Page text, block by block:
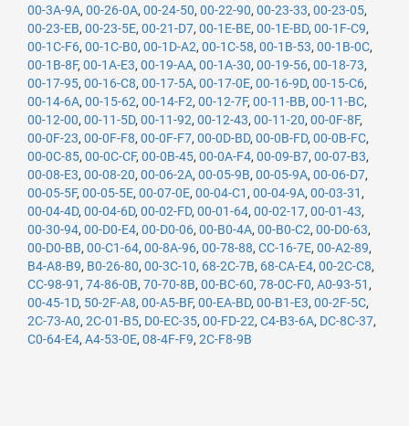
00-3A-9A, 00-26-0A, 00-24-50, 00-22-90, 00-23-33, 00-23-05,
00-23-EB, 00-23-5E, 00-21-D7, 00-1E-BE, 00-1E-BD, 00-1F-C9,
00-1C-F6, 00-1C-B0, 00-1D-A2, 00-1C-58, 00-1B-53, 00-1B-0C,
00-1B-8F, 00-1A-E3, 00-19-AA, 00-1A-30, 00-19-56, 00-18-73,
00-17-95, 00-16-C8, 00-17-5A, 00-17-0E, 00-16-9D, 00-15-C6,
00-14-6A, 00-15-62, 00-14-F2, 00-12-7F, 00-11-BB, 00-11-BC,
00-12-00, 00-11-5D, 00-11-92, 00-12-43, 00-11-20, 00-0F-8F,
00-0F-23, 00-0F-F8, 00-0F-F7, 00-0D-BD, 00-0B-FD, 00-0B-FC,
00-0C-85, 00-0C-CF, 00-0B-45, 00-0A-F4, 00-09-B7, 00-07-B3,
00-08-E3, 00-08-20, 00-06-2A, 00-05-9B, 00-05-9A, 00-06-D7,
00-05-5F, 00-05-5E, 00-07-0E, 00-04-C1 , 00-04-9A, 00-03-31 ,
00-04-4D, 00-04-6D, 00-02-FD, 00-01-64, 00-02-17, 00-01-43,
00-30-94, 00-D0-E4, 00-D0-06, 00-B0-4A, 00-B0-C2, 00-D0-63,
00-D0-BB, 00-C1-64, 00-8A-96, 00-78-88, CC-16-7E, 00-A2-89,
B4-A8-B9, B0-26-80, 00-3C-10, 68-2C-7B, 68-CA-E4, 00-2C-C8,
CC-98-91 , 74-86-0B, 70-70-8B, 00-BC-60, 78-0C-F0, A0-93-51 ,
00-45-1D, 50-2F-A8, 00-A5-BF, 00-EA-BD, 00-B1-E3, 00-2F-5C,
2C-73-A0, 2C-01-B5, D0-EC-35, 00-FD-22, C4-B3-6A, DC-8C-37,
C0-64-E4, A4-53-0E, 08-4F-F9, 2C-F8-9B